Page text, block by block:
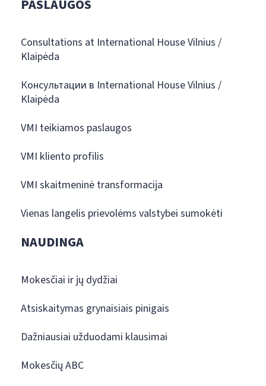
PASLAUGOS
Consultations at International House Vilnius /
Klaipėda
Консультации в International House Vilnius /
Klaipėda
VMI teikiamos paslaugos
VMI kliento profilis
VMI skaitmeninė transformacija
Vienas langelis prievolėms valstybei sumokėti
NAUDINGA
Mokesčiai ir jų dydžiai
Atsiskaitymas grynaisiais pinigais
Dažniausiai užduodami klausimai
Mokesčių ABC